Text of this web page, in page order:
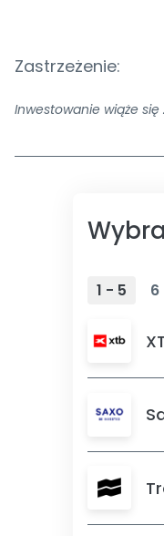
Zastrzeżenie:
Inwestowanie wiąże się
1 - 5 6